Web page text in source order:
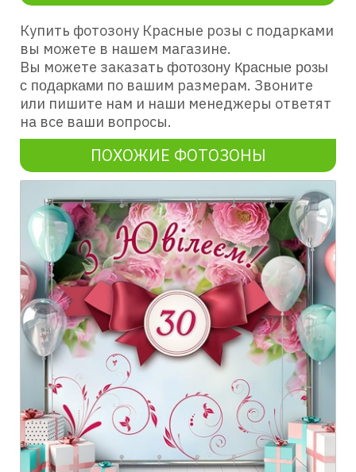
Купить фотозону Красные розы с подарками
вы можете в нашем магазине.
Вы можете заказать фотозону Красные розы
с подарками по вашим размерам. Звоните
или пишите нам и наши менеджеры ответят
на все ваши вопросы.
ПОХОЖИЕ ФОТОЗОНЫ